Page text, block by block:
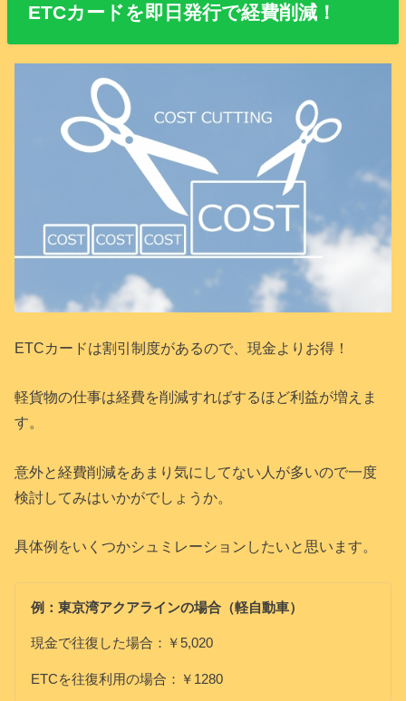
ETCカードを即日発行で経費削減！
ETCカードは割引制度があるので、現金よりお得！
軽貨物の仕事は経費を削減すればするほど利益が増えま
す。
意外と経費削減をあまり気にしてない人が多いので一度
検討してみはいかがでしょうか。
具体例をいくつかシュミレーションしたいと思います。
例：東京湾アクアラインの場合（軽自動車）
現金で往復した場合：￥5,020
ETCを往復利用の場合：￥1280